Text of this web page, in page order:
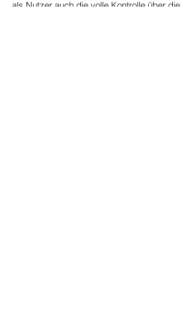
als Nutzer auch die volle Kontrolle über die